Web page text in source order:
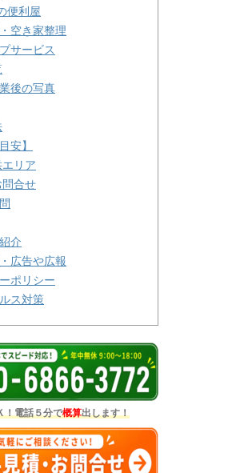
便利屋
空き家整理
サービス
後の写真
安】
リア
合せ
介
広告や広報
ポリシー
ス対策
！電話５分で概算出します！